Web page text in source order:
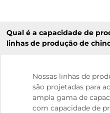
Qual é a capacidade de
linhas de produção de
Nossas linhas de
são projetadas para
ampla gama de
com capacidade de